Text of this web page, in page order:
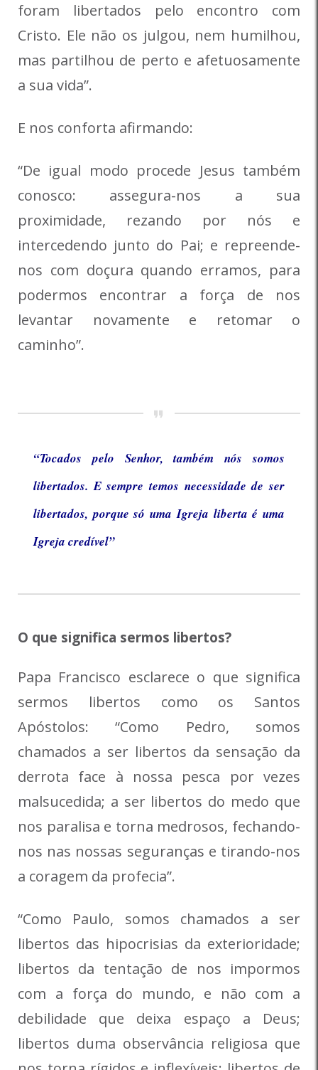
foram libertados pelo encontro com
Cristo. Ele não os julgou, nem humilhou,
mas partilhou de perto e afetuosamente
a sua vida”.
E nos conforta afirmando:
“De igual modo procede Jesus também
conosco: assegura-nos a sua
proximidade, rezando por nós e
intercedendo junto do Pai; e repreende-
nos com doçura quando erramos, para
podermos encontrar a força de nos
levantar novamente e retomar o
caminho”.
“Tocados pelo Senhor, também nós somos
libertados. E sempre temos necessidade de ser
libertados, porque só uma Igreja liberta é uma
Igreja credível”
O que significa sermos libertos?
Papa Francisco esclarece o que significa
sermos libertos como os Santos
Apóstolos: “Como Pedro, somos
chamados a ser libertos da sensação da
derrota face à nossa pesca por vezes
malsucedida; a ser libertos do medo que
nos paralisa e torna medrosos, fechando-
nos nas nossas seguranças e tirando-nos
a coragem da profecia”.
“Como Paulo, somos chamados a ser
libertos das hipocrisias da exterioridade;
libertos da tentação de nos impormos
com a força do mundo, e não com a
debilidade que deixa espaço a Deus;
libertos duma observância religiosa que